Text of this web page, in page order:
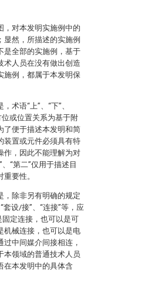
，对本发明实施例中的
然，所描述的实施例
是全部的实施例，基于
术人员在没有做出创造
施例，都属于本发明保
术语“上”、“下”、
位或位置关系为基于附
了便于描述本发明和简
装置或元件必须具有特
作，因此不能理解为对
“第二”仅用于描述目
要性。
，除非另有明确的规定
套设/接”、“连接”等，应
固定连接，也可以是可
机械连接，也可以是电
中间媒介间接相连，
本领域的普通技术人员
在本发明中的具体含